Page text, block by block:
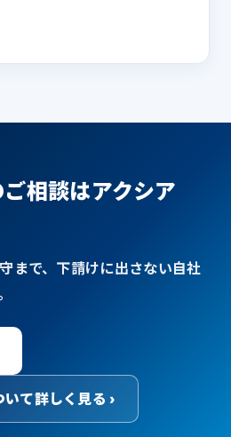
相談はアクシア
まで、下請けに出さない自社
て詳しく見る ›